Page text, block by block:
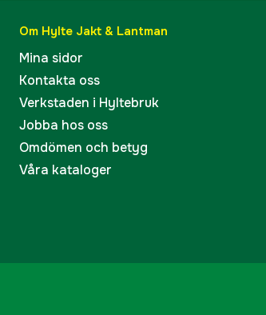
Om Hylte Jakt & Lantman
Mina sidor
Kontakta oss
Verkstaden i Hyltebruk
Jobba hos oss
Omdömen och betyg
Våra kataloger